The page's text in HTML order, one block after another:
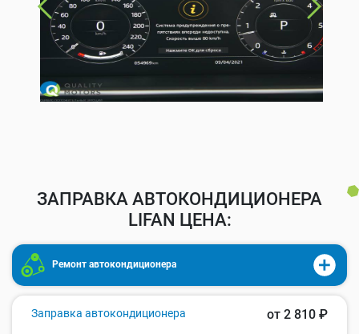
ЗАПРАВКА АВТОКОНДИЦИОНЕРА
LIFAN ЦЕНА:
Ремонт автокондиционера
Заправка автокондиционера от 2 810 ₽